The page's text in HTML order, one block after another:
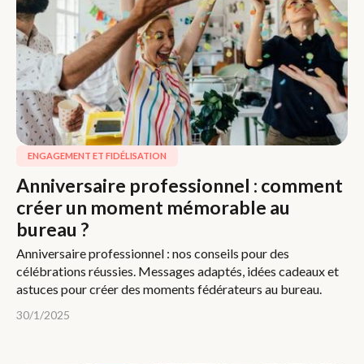
ENGAGEMENT ET FIDÉLISATION
Anniversaire professionnel : comment
créer un moment mémorable au
bureau ?
Anniversaire professionnel : nos conseils pour des
célébrations réussies. Messages adaptés, idées cadeaux et
astuces pour créer des moments fédérateurs au bureau.
30/1/2025